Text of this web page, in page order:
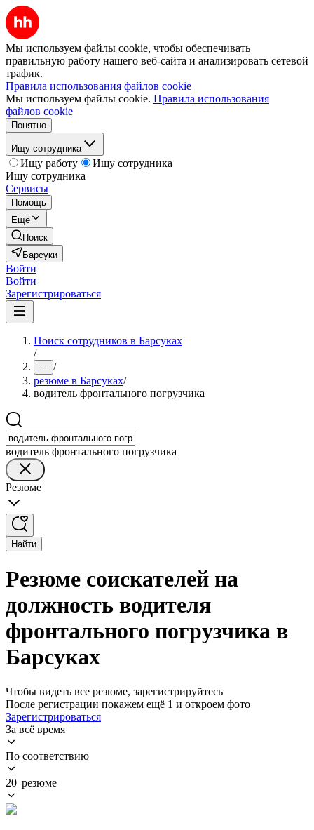
Мы используем файлы cookie, чтобы обеспечивать
правильную работу нашего веб-сайта и анализировать сетевой
трафик.
Правила использования файлов cookie
Мы используем файлы cookie. Правила использования
файлов cookie
Понятно
Ищу сотрудника
Ищу работу
Ищу сотрудника
Ищу сотрудника
Сервисы
Помощь
Ещё
Поиск
Барсуки
Войти
Войти
Зарегистрироваться
Поиск сотрудников в Барсуках
/
... /
резюме в Барсуках/
водитель фронтального погрузчика
водитель фронтального погрузчика
Резюме
Найти
Резюме соискателей на
должность водителя
фронтального погрузчика в
Барсуках
Чтобы видеть все резюме, зарегистрируйтесь
После регистрации покажем ещё 1 и откроем фото
Зарегистрироваться
За всё время
По соответствию
20 резюме